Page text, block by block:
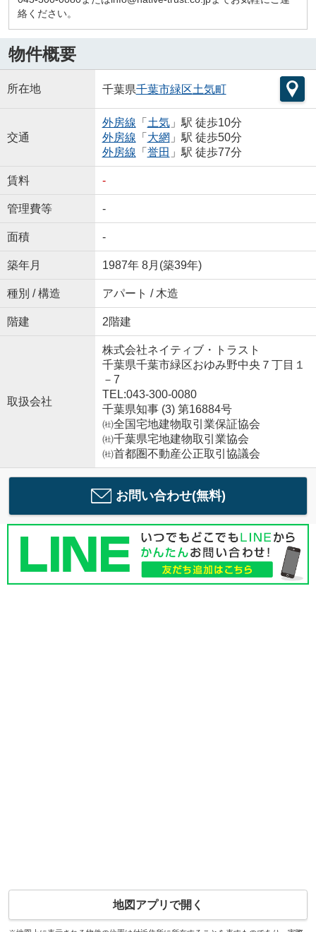
絡ください。
物件概要
所在地 千葉県千葉市緑区土気町
交通
外房線 「 土気」駅 徒歩10分
外房線 「 大網 」駅 徒歩50分
外房線 「 誉田 」駅 徒歩77分
賃料 -
管理費等 -
面積 -
築年月 1987年 8月(築39年)
種別 / 構造 アパート / 木造
階建 2階建
取扱会社
株式会社ネイティブ・トラスト
千葉県千葉市緑区おゆみ野中央７丁目１
－7
TEL:043-300-0080
千葉県知事 (3) 第16884号
㈳全国宅地建物取引業保証協会
㈳千葉県宅地建物取引業協会
㈳首都圏不動産公正取引協議会
お問い合わせ(無料)
地図アプリで開く